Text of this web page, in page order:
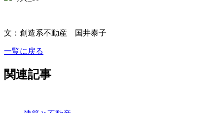
文：創造系不動産 国井泰子
一覧に戻る
関連記事